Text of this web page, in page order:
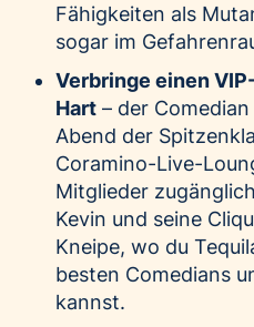
Fähigkeiten als
sogar im
Verbringe einen
Hart – der
Abend der
Coramino-Live-
Mitglieder
Kevin und seine
Kneipe, wo du
besten Comedians
kannst.